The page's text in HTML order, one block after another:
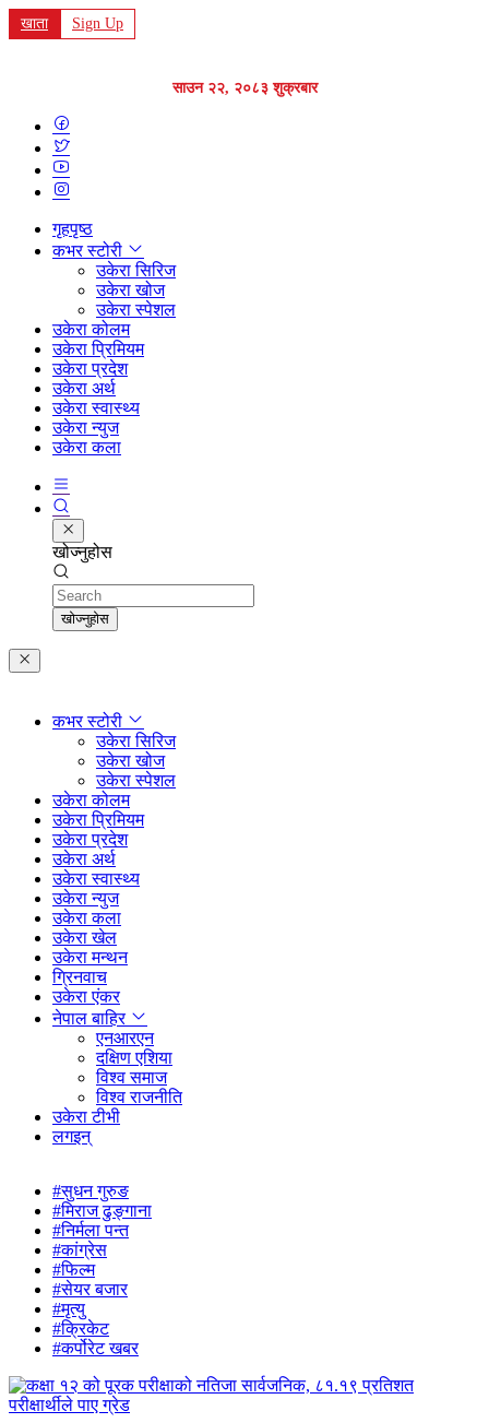
खाता Sign Up
साउन २२, २०८३ शुक्रबार
गृहपृष्ठ
कभर स्टोरी
उकेरा सिरिज
उकेरा खोज
उकेरा स्पेशल
उकेरा कोलम
उकेरा प्रिमियम
उकेरा प्रदेश
उकेरा अर्थ
उकेरा स्वास्थ्य
उकेरा न्युज
उकेरा कला
खोज्नुहोस
Search
खोज्नुहोस
कभर स्टोरी
उकेरा सिरिज
उकेरा खोज
उकेरा स्पेशल
उकेरा कोलम
उकेरा प्रिमियम
उकेरा प्रदेश
उकेरा अर्थ
उकेरा स्वास्थ्य
उकेरा न्युज
उकेरा कला
उकेरा खेल
उकेरा मन्थन
ग्रिनवाच
उकेरा एंकर
नेपाल बाहिर
एनआरएन
दक्षिण एशिया
विश्व समाज
विश्व राजनीति
उकेरा टीभी
लगइन्
#सुधन गुरुङ
#मिराज ढुङ्गाना
#निर्मला पन्त
#कांग्रेस
#फिल्म
#सेयर बजार
#मृत्यु
#क्रिकेट
#कर्पोरेट खबर